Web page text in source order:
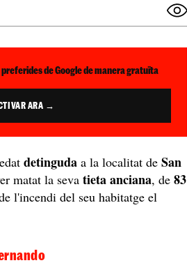
de Google de manera gratuïta
ARA →
detinguda a la localitat deSan
matat la sevatieta anciana, de83
l'incendi del seu habitatge el